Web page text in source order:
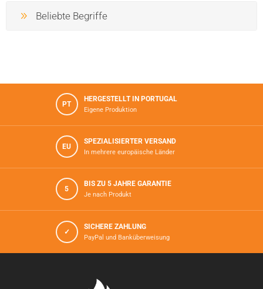
Beliebte Begriffe
PT
HERGESTELLT IN PORTUGAL
Eigene Produktion
EU
SPEZIALISIERTER VERSAND
In mehrere europäische Länder
5
BIS ZU 5 JAHRE GARANTIE
Je nach Produkt
✓
SICHERE ZAHLUNG
PayPal und Banküberweisung